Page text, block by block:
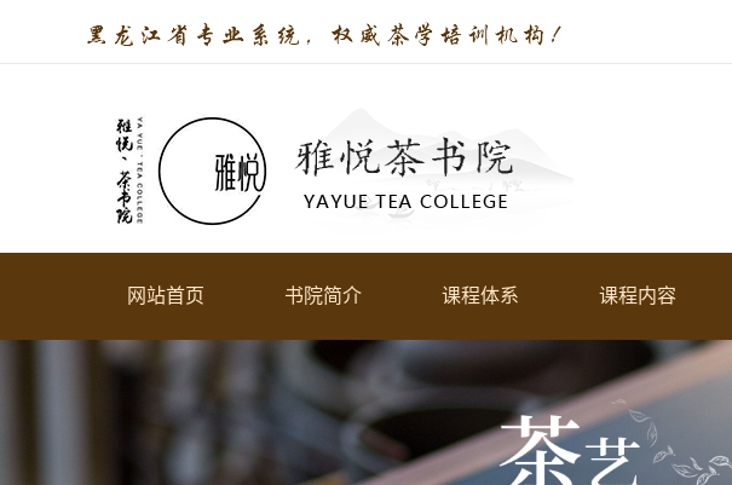
网站首页 书院简介
关于书院
教学环境
荣誉资质
课程体系 课程内容
零起点初中级茶艺师培训课程
高级茶艺师精修班
高级评茶员精修班